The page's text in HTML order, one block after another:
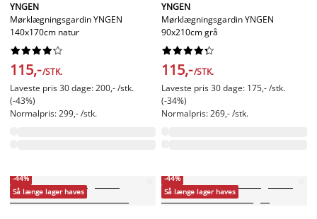
YNGEN
Mørklægningsgardin YNGEN
140x170cm natur






115,-/STK.
Laveste pris 30 dage: 200,- /stk.
(-43%)
Normalpris: 299,- /stk.
YNGEN
Mørklægningsgardin YNGEN
90x210cm grå






115,-/STK.
Laveste pris 30 dage: 175,- /stk.
(-34%)
Normalpris: 269,- /stk.
-44%
Så længe lager haves
-44%
Så længe lager haves